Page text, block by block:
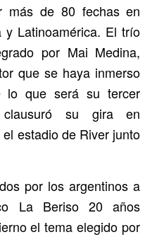
más de 80 fechas en
y Latinoamérica. El trío
por Mai Medina,
que se haya inmerso
lo que será su tercer
su gira en
estadio de River junto
por los argentinos a
La Beriso 20 años
el tema elegido por